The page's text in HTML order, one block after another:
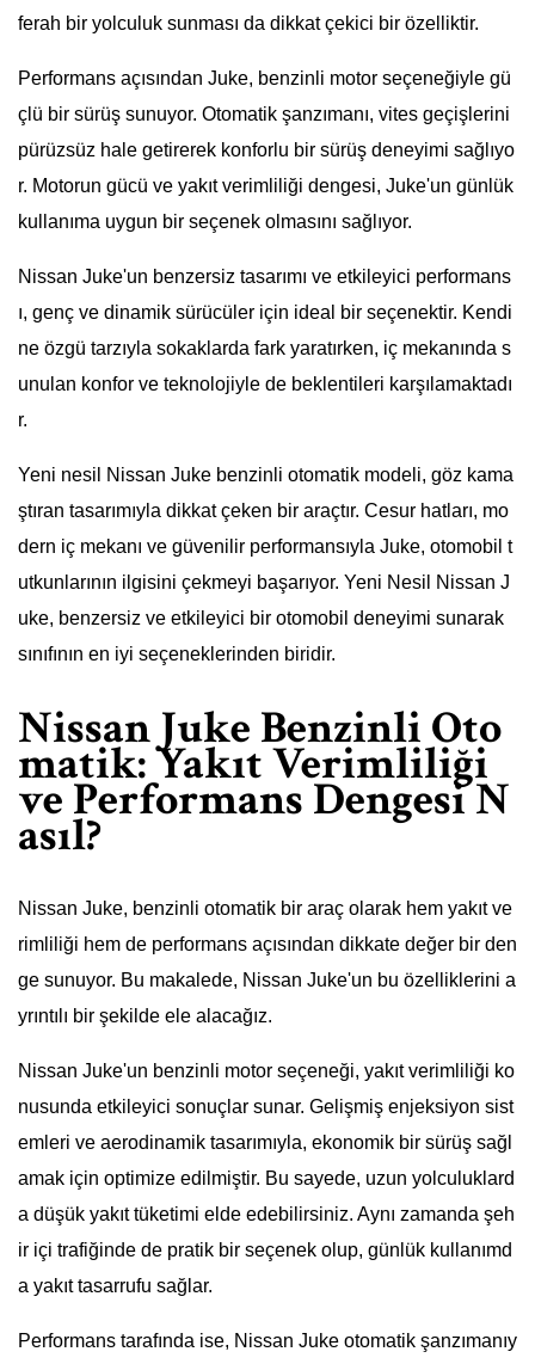
ferah bir yolculuk sunması da dikkat çekici bir özelliktir.
Performans açısından Juke, benzinli motor seçeneğiyle gü
çlü bir sürüş sunuyor. Otomatik şanzımanı, vites geçişlerini
pürüzsüz hale getirerek konforlu bir sürüş deneyimi sağlıyo
r. Motorun gücü ve yakıt verimliliği dengesi, Juke'un günlük
kullanıma uygun bir seçenek olmasını sağlıyor.
Nissan Juke'un benzersiz tasarımı ve etkileyici performans
ı, genç ve dinamik sürücüler için ideal bir seçenektir. Kendi
ne özgü tarzıyla sokaklarda fark yaratırken, iç mekanında s
unulan konfor ve teknolojiyle de beklentileri karşılamaktadı
r.
Yeni nesil Nissan Juke benzinli otomatik modeli, göz kama
ştıran tasarımıyla dikkat çeken bir araçtır. Cesur hatları, mo
dern iç mekanı ve güvenilir performansıyla Juke, otomobil t
utkunlarının ilgisini çekmeyi başarıyor. Yeni Nesil Nissan J
uke, benzersiz ve etkileyici bir otomobil deneyimi sunarak
sınıfının en iyi seçeneklerinden biridir.
Nissan Juke Benzinli Oto
matik: Yakıt Verimliliği
ve Performans Dengesi N
asıl?
Nissan Juke, benzinli otomatik bir araç olarak hem yakıt ve
rimliliği hem de performans açısından dikkate değer bir den
ge sunuyor. Bu makalede, Nissan Juke'un bu özelliklerini a
yrıntılı bir şekilde ele alacağız.
Nissan Juke'un benzinli motor seçeneği, yakıt verimliliği ko
nusunda etkileyici sonuçlar sunar. Gelişmiş enjeksiyon sist
emleri ve aerodinamik tasarımıyla, ekonomik bir sürüş sağl
amak için optimize edilmiştir. Bu sayede, uzun yolculuklard
a düşük yakıt tüketimi elde edebilirsiniz. Aynı zamanda şeh
ir içi trafiğinde de pratik bir seçenek olup, günlük kullanımd
a yakıt tasarrufu sağlar.
Performans tarafında ise, Nissan Juke otomatik şanzımanıy